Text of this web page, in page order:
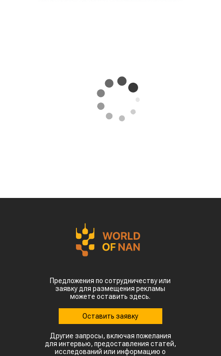
Предложения по сотрудничеству или
заявку для размещения рекламы
можете оставить здесь.
Оставить заявку
Другие запросы, включая пожелания
для интервью, предоставления статей,
исследований или информацию о